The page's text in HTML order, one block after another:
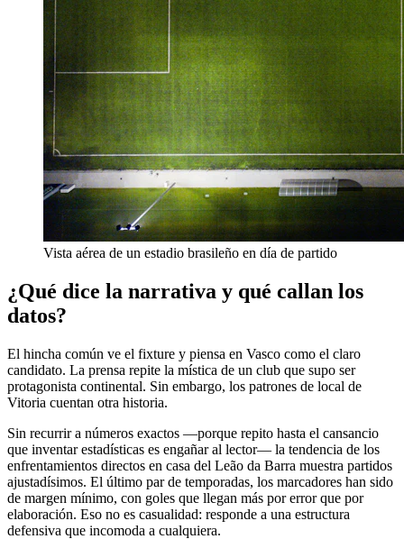
Vista aérea de un estadio brasileño en día de partido
¿Qué dice la narrativa y qué callan los
datos?
El hincha común ve el fixture y piensa en Vasco como el claro
candidato. La prensa repite la mística de un club que supo ser
protagonista continental. Sin embargo, los patrones de local de
Vitoria cuentan otra historia.
Sin recurrir a números exactos —porque repito hasta el cansancio
que inventar estadísticas es engañar al lector— la tendencia de los
enfrentamientos directos en casa del Leão da Barra muestra partidos
ajustadísimos. El último par de temporadas, los marcadores han sido
de margen mínimo, con goles que llegan más por error que por
elaboración. Eso no es casualidad: responde a una estructura
defensiva que incomoda a cualquiera.